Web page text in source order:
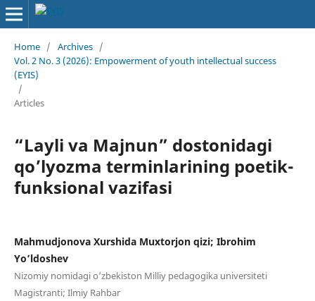
Home / Archives /
Vol. 2 No. 3 (2026): Empowerment of youth intellectual success
(EYIS)
/
Articles
“Layli va Majnun” dostonidagi
qo’lyozma terminlarining poetik-
funksional vazifasi
Mahmudjonova Xurshida Muxtorjon qizi; Ibrohim
Yo’ldoshev
Nizomiy nomidagi o’zbekiston Milliy pedagogika universiteti
Magistranti; Ilmiy Rahbar